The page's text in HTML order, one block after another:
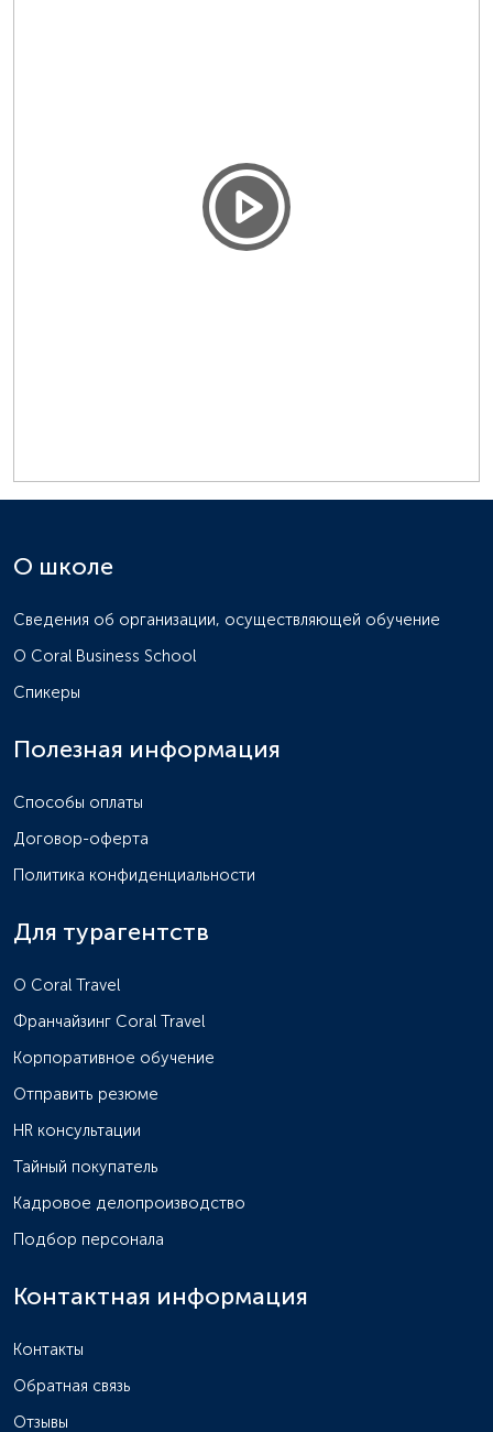
О школе
Сведения об организации, осуществляющей обучение
О Coral Business School
Спикеры
Полезная информация
Способы оплаты
Договор-оферта
Политика конфиденциальности
Для турагентств
O Coral Travel
Франчайзинг Coral Travel
Корпоративное обучение
Отправить резюме
HR консультации
Тайный покупатель
Кадровое делопроизводство
Подбор персонала
Контактная информация
Контакты
Обратная связь
Отзывы